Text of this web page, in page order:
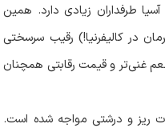
آسیا طرفداران زیادی دارد. همین
در کالیفرنیا!) رقیب سرسختی
طعم غنی‌تر و قیمت رقابتی همچنان
ریز و درشتی مواجه شده است.